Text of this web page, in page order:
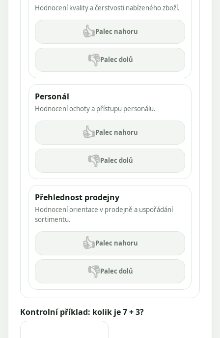
Hodnocení kvality a čerstvosti nabízeného zboží.
👍Palec nahoru
👎Palec dolů
Personál
Hodnocení ochoty a přístupu personálu.
👍Palec nahoru
👎Palec dolů
Přehlednost prodejny
Hodnocení orientace v prodejně a uspořádání
sortimentu.
👍Palec nahoru
👎Palec dolů
Kontrolní příklad: kolik je 7 + 3?